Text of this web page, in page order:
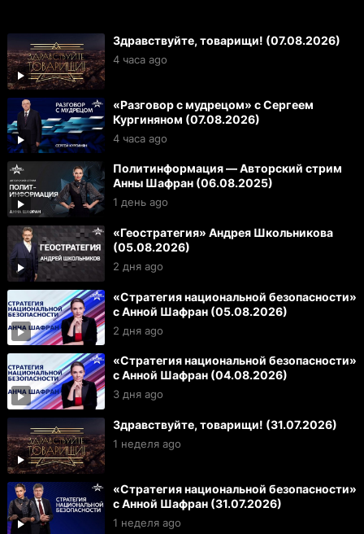
Здравствуйте, товарищи! (07.08.2026)
4 часа ago
«Разговор с мудрецом» с Сергеем
Кургиняном (07.08.2026)
4 часа ago
Политинформация — Авторский стрим
Анны Шафран (06.08.2025)
1 день ago
«Геостратегия» Андрея Школьникова
(05.08.2026)
2 дня ago
«Стратегия национальной безопасности»
с Анной Шафран (05.08.2026)
2 дня ago
«Стратегия национальной безопасности»
с Анной Шафран (04.08.2026)
3 дня ago
Здравствуйте, товарищи! (31.07.2026)
1 неделя ago
«Стратегия национальной безопасности»
с Анной Шафран (31.07.2026)
1 неделя ago